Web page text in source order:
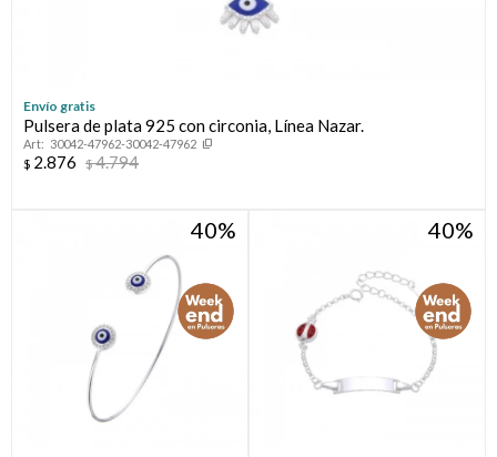
Envío gratis
Pulsera de plata 925 con circonia, Línea Nazar.
30042-47962-30042-47962
$ 2.876 $4.794
40 40